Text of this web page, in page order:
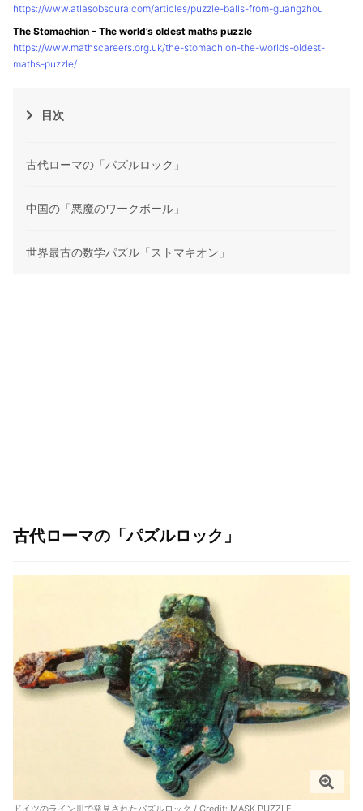
https://www.atlasobscura.com/articles/puzzle-balls-from-guangzhou
The Stomachion – The world’s oldest maths puzzle
https://www.mathscareers.org.uk/the-stomachion-the-worlds-oldest-
maths-puzzle/
目次
古代ローマの「パズルロック」
中国の「悪魔のワークボール」
世界最古の数学パズル「ストマキオン」
古代ローマの「パズルロック」